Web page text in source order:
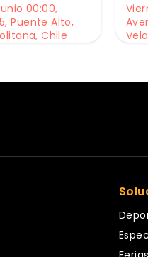
00:00,
Puente Alto,
Chile